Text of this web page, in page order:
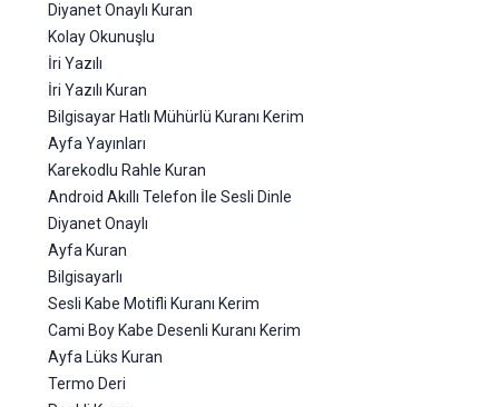
Diyanet Onaylı Kuran
Kolay Okunuşlu
İri Yazılı
İri Yazılı Kuran
Bilgisayar Hatlı Mühürlü Kuranı Kerim
Ayfa Yayınları
Karekodlu Rahle Kuran
Android Akıllı Telefon İle Sesli Dinle
Diyanet Onaylı
Ayfa Kuran
Bilgisayarlı
Sesli Kabe Motifli Kuranı Kerim
Cami Boy Kabe Desenli Kuranı Kerim
Ayfa Lüks Kuran
Termo Deri